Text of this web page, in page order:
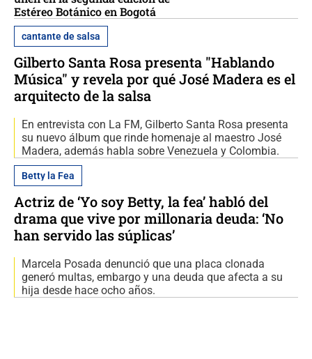
Estéreo Botánico en Bogotá
cantante de salsa
Gilberto Santa Rosa presenta "Hablando
Música" y revela por qué José Madera es el
arquitecto de la salsa
En entrevista con La FM, Gilberto Santa Rosa presenta
su nuevo álbum que rinde homenaje al maestro José
Madera, además habla sobre Venezuela y Colombia.
Betty la Fea
Actriz de ‘Yo soy Betty, la fea’ habló del
drama que vive por millonaria deuda: ‘No
han servido las súplicas’
Marcela Posada denunció que una placa clonada
generó multas, embargo y una deuda que afecta a su
hija desde hace ocho años.